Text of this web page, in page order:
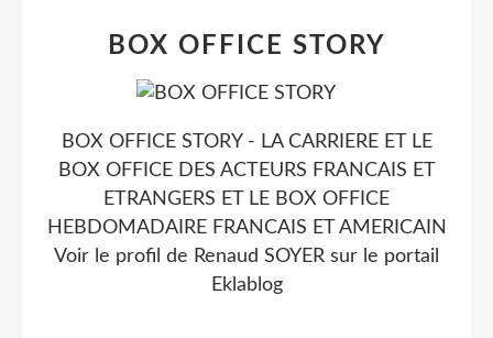
BOX OFFICE STORY
BOX OFFICE STORY - LA CARRIERE ET LE
BOX OFFICE DES ACTEURS FRANCAIS ET
ETRANGERS ET LE BOX OFFICE
HEBDOMADAIRE FRANCAIS ET AMERICAIN
Voir le profil de Renaud SOYER sur le portail
Eklablog